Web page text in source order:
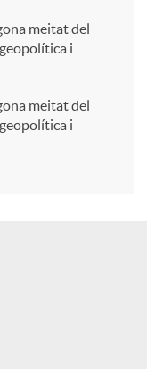
meitat del
i
meitat del
i